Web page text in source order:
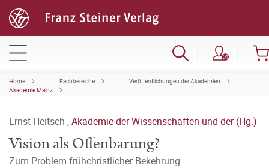
Home Fachbereiche
Veröffentlichungen der Akademien
Akademie Mainz
Ernst Heitsch ,Akademie der Wissenschaften und der (Hg.)
Vision als Offenbarung?
Zum Problem frühchristlicher Bekehrung